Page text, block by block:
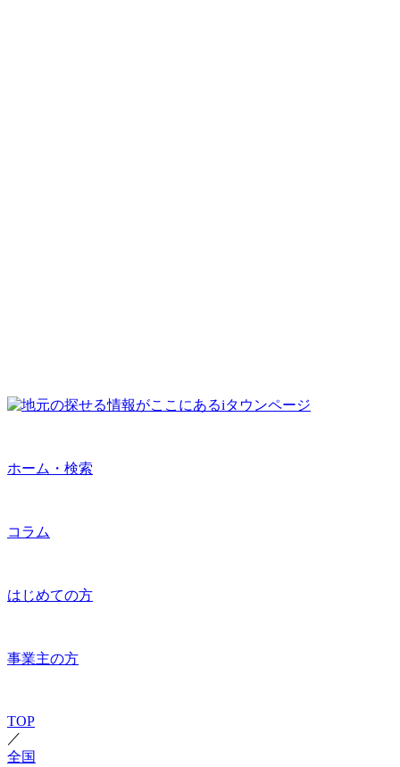
ホーム・検索
コラム
はじめての方
事業主の方
TOP
／
全国